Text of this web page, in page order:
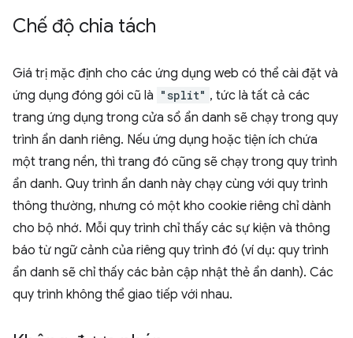
Chế độ chia tách
Giá trị mặc định cho các ứng dụng web có thể cài đặt và
ứng dụng đóng gói cũ là "split" , tức là tất cả các
trang ứng dụng trong cửa sổ ẩn danh sẽ chạy trong quy
trình ẩn danh riêng. Nếu ứng dụng hoặc tiện ích chứa
một trang nền, thì trang đó cũng sẽ chạy trong quy trình
ẩn danh. Quy trình ẩn danh này chạy cùng với quy trình
thông thường, nhưng có một kho cookie riêng chỉ dành
cho bộ nhớ. Mỗi quy trình chỉ thấy các sự kiện và thông
báo từ ngữ cảnh của riêng quy trình đó (ví dụ: quy trình
ẩn danh sẽ chỉ thấy các bản cập nhật thẻ ẩn danh). Các
quy trình không thể giao tiếp với nhau.